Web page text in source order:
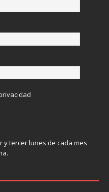
y tercer lunes de cada mes